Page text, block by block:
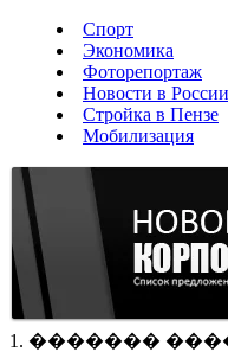
Спорт
Экономика
Фоторепортаж
Новости в России
Стройка в Пензе
Мобилизация
1. �������